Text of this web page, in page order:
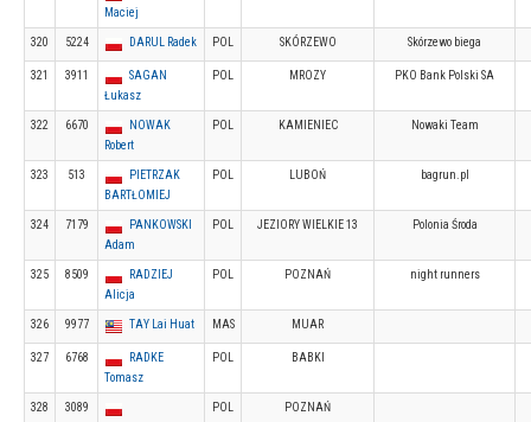
Maciej
320 5224 DARUL Radek POL SKÓRZEWO Skórzewo biega
321 3911
SAGAN
Łukasz
POL MROZY PKO Bank Polski SA
322 6670
NOWAK
Robert
POL KAMIENIEC Nowaki Team
323 513
PIETRZAK
BARTŁOMIEJ
POL LUBOŃ bagrun.pl
324 7179
PANKOWSKI
Adam
POL JEZIORY WIELKIE 13 Polonia Środa
325 8509
RADZIEJ
Alicja
POL POZNAŃ night runners
326 9977 TAY Lai Huat MAS MUAR
327 6768
RADKE
Tomasz
POL BABKI
328
3089
POL POZNAŃ